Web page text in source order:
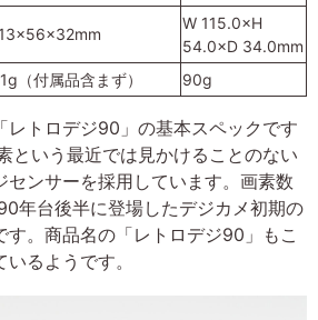
W 115.0×H
54.0×D 34.0mm
（付属品含まず） 90g
レトロデジ90」の基本スペックです
という最近では見かけることのない
センサーを採用しています。画素数
年台後半に登場したデジカメ初期の
す。商品名の「レトロデジ90」もこ
るようです。